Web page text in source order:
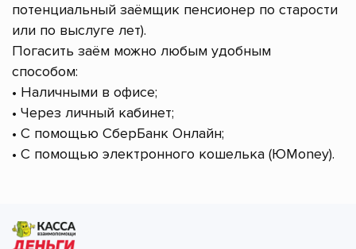
потенциальный заёмщик пенсионер по старости
или по выслуге лет).
Погасить заём можно любым удобным
способом:
• Наличными в офисе;
• Через личный кабинет;
• С помощью СберБанк Онлайн;
• С помощью электронного кошелька (ЮMoney).